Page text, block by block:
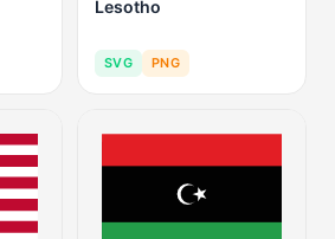
Lesotho
SVG PNG